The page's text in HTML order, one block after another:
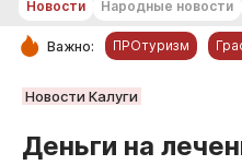
РУБРИКИ
Новости Народные новости
Важно: ПРОтуризм
Новости Калуги
Деньги на